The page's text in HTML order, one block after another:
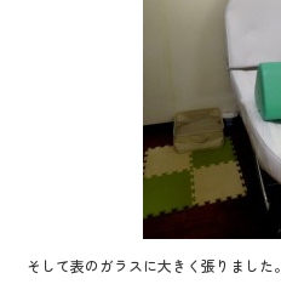
そして表のガラスに大きく張りました。